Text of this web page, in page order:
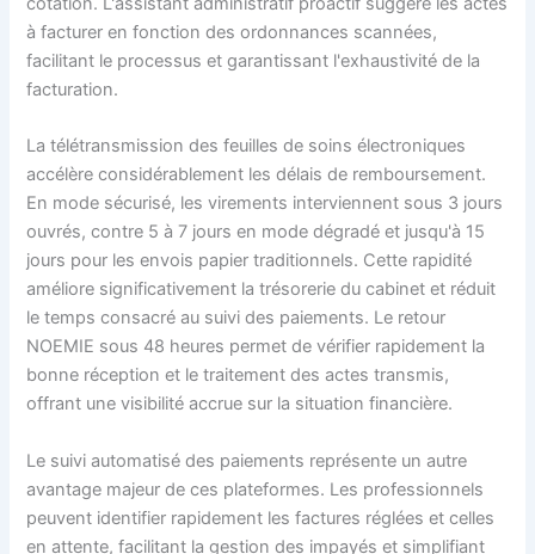
à facturer en fonction des ordonnances scannées,
facilitant le processus et garantissant l'exhaustivité de la
facturation.
La télétransmission des feuilles de soins électroniques
accélère considérablement les délais de remboursement.
En mode sécurisé, les virements interviennent sous 3 jours
ouvrés, contre 5 à 7 jours en mode dégradé et jusqu'à 15
jours pour les envois papier traditionnels. Cette rapidité
améliore significativement la trésorerie du cabinet et réduit
le temps consacré au suivi des paiements. Le retour
NOEMIE sous 48 heures permet de vérifier rapidement la
bonne réception et le traitement des actes transmis,
offrant une visibilité accrue sur la situation financière.
Le suivi automatisé des paiements représente un autre
avantage majeur de ces plateformes. Les professionnels
peuvent identifier rapidement les factures réglées et celles
en attente, facilitant la gestion des impayés et simplifiant